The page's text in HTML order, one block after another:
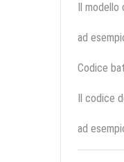
Il
ad
Codice
Il codice
ad